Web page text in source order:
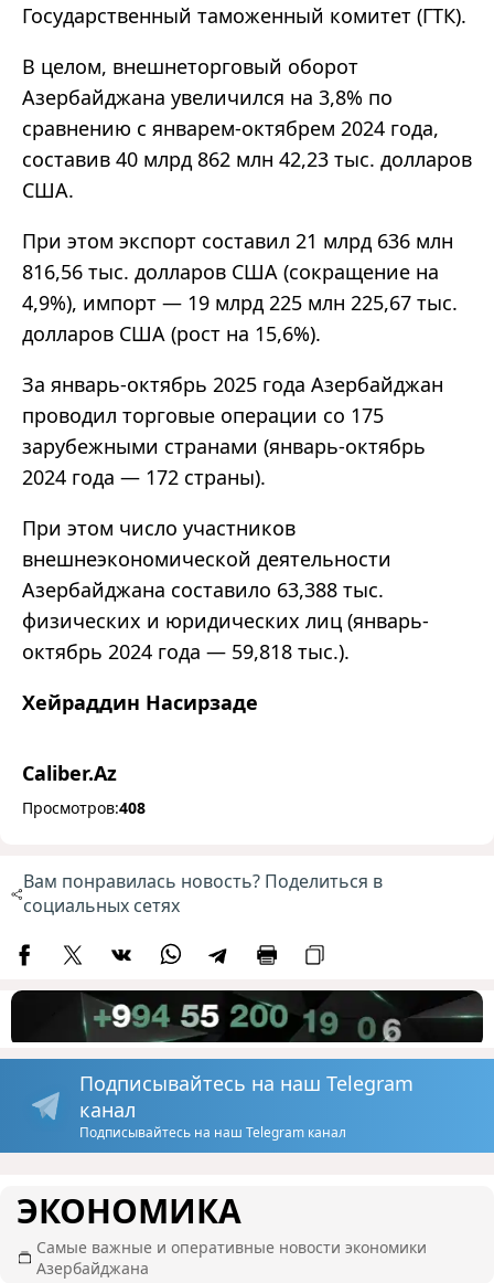
Государственный таможенный комитет (ГТК).
В целом, внешнеторговый оборот
Азербайджана увеличился на 3,8% по
сравнению с январем-октябрем 2024 года,
составив 40 млрд 862 млн 42,23 тыс. долларов
США.
При этом экспорт составил 21 млрд 636 млн
816,56 тыс. долларов США (сокращение на
4,9%), импорт — 19 млрд 225 млн 225,67 тыс.
долларов США (рост на 15,6%).
За январь-октябрь 2025 года Азербайджан
проводил торговые операции со 175
зарубежными странами (январь-октябрь
2024 года — 172 страны).
При этом число участников
внешнеэкономической деятельности
Азербайджана составило 63,388 тыс.
физических и юридических лиц (январь-
октябрь 2024 года — 59,818 тыс.).
Хейраддин Насирзаде
Caliber.Az
Просмотров:408
Вам понравилась новость? Поделиться в
социальных сетях
Подписывайтесь на наш Telegram
канал
Подписывайтесь на наш Telegram канал
ЭКОНОМИКА
Самые важные и оперативные новости экономики
Азербайджана